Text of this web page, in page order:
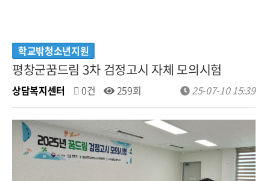
학교밖청소년지원
평창군꿈드림 3차 검정고시 자체 모의시험
상담복지센터 0건 259회 25-07-10 15:39